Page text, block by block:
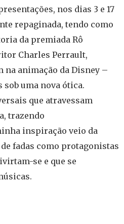
nos dias 3 e 17
repaginada, tendo como
da premiada Rô
Charles Perrault,
na animação da Disney –
uma nova ótica.
que atravessam
trazendo
inspiração veio da
fadas como protagonistas
se e que se